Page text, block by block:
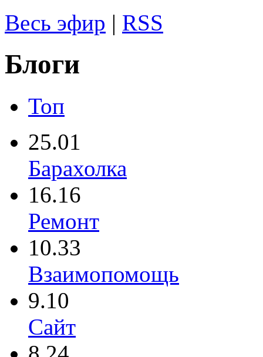
Весь эфир | RSS
Блоги
Топ
25.01
Барахолка
16.16
Ремонт
10.33
Взаимопомощь
9.10
Сайт